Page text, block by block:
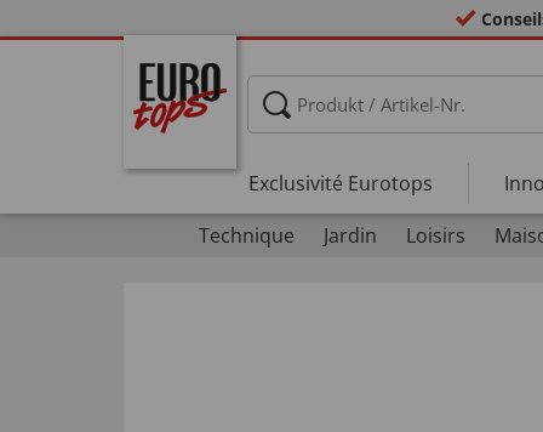
Exclusivité Eurotops
Technique
Jardin Loisirs